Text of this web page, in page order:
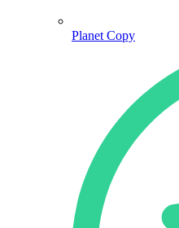
Planet Copy